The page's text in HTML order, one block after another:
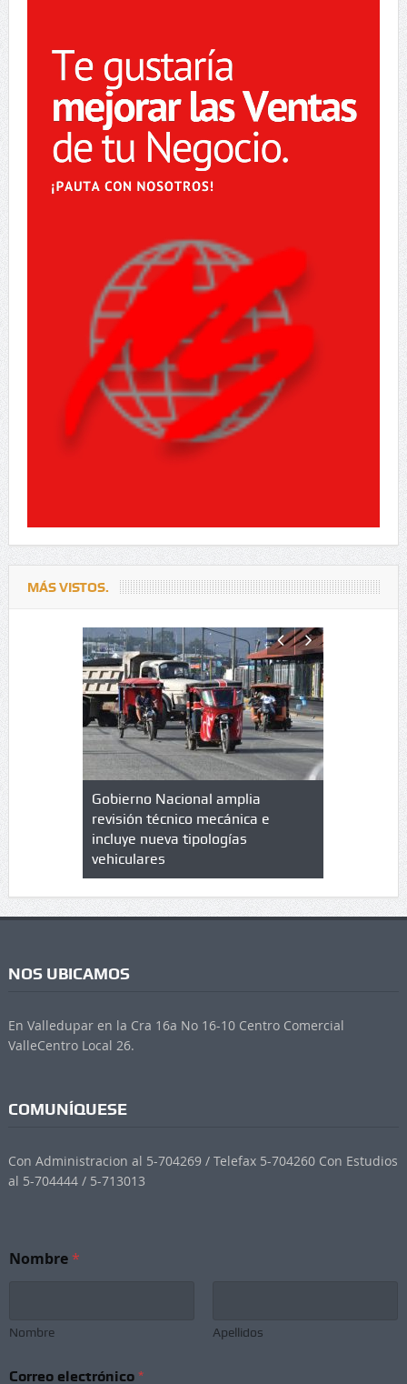
MÁS VISTOS.
de
Gobierno Nacional amplia
revisión técnico mecánica e
incluye nueva tipologías
vehiculares
Qué es
NOS UBICAMOS
En Valledupar en la Cra 16a No 16-10 Centro Comercial
ValleCentro Local 26.
COMUNÍQUESE
Con Administracion al 5-704269 / Telefax 5-704260 Con Estudios
al 5-704444 / 5-713013
Nombre*
Nombre Apellidos
e
Correo electrónico *